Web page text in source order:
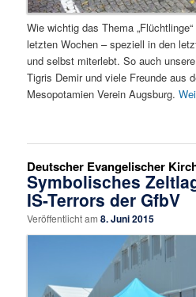
Wie wichtig das Thema
letzten Wochen – speziell in den
und selbst miterlebt. So auch
Tigris Demir und viele Freunde aus
Mesopotamien Verein Augsburg.
Deutscher Evangelischer
Symbolisches
IS-Terrors der GfbV
Veröffentlicht am8. Juni 2015